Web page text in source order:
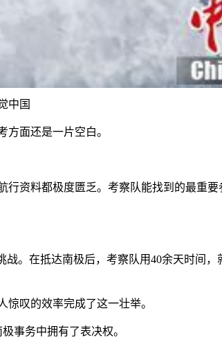
中国
面还是一片空白。
资料都极度匮乏。考察队能找到的最重要
。在抵达南极后，考察队用40余天时间，
叹的效率完成了这一壮举。
事务中拥有了表决权。